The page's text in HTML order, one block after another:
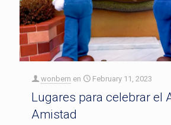
wonbern en February 11, 2023
Lugares para celebrar el
Amistad